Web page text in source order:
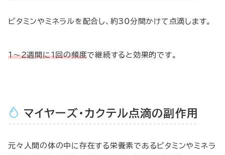
ビタミンやミネラルを配合し、約30分間かけて点滴します。
1〜2週間に1回の頻度で継続すると効果的です。
マイヤーズ・カクテル点滴の副作用
元々人間の体の中に存在する栄養素であるビタミンやミネラ